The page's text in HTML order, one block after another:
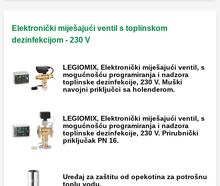
Elektronički miješajući ventil s toplinskom
dezinfekcijom - 230 V
LEGIOMIX, Elektronički miješajući ventil, s
mogućnošću programiranja i nadzora
toplinske dezinfekcije, 230 V. Muški
navojni priključci sa holenderom.
LEGIOMIX, Elektronički miješajući ventil, s
mogućnošću programiranja i nadzora
toplinske dezinfekcije, 230 V. Prirubnički
priključak PN 16.
Uređaj za zaštitu od opekotina za potrošnu
toplu vodu.